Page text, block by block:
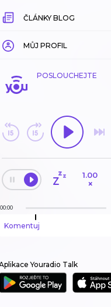
ČLÁNKY BLOG
MŮJ PROFIL
POSLOUCHEJTE
1.00
×
00:00
Komentuj
Youradio Talk